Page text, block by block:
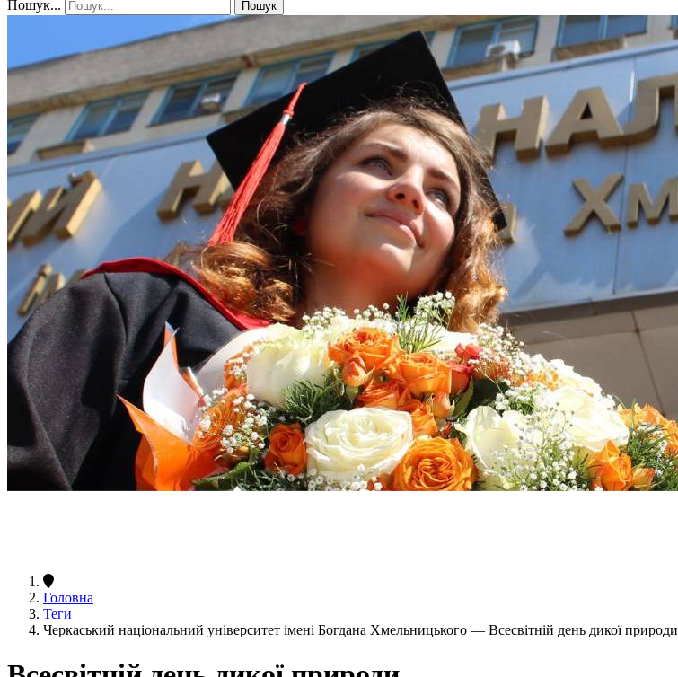
Пошук... Пошук
Головна
Теги
Черкаський національний університет імені Богдана Хмельницького — Всесвітній день дикої природи